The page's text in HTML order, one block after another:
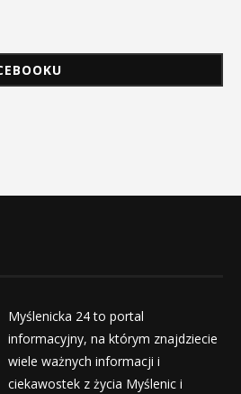
Myślenicka 24 to portal
informacyjny, na którym znajdziecie
wiele ważnych informacji i
ciekawostek z życia Myślenic i